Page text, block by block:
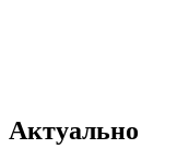
Актуально